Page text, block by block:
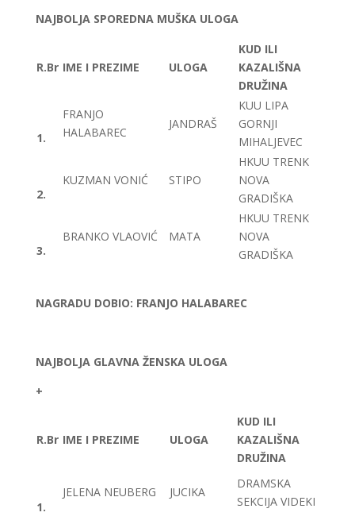
NAJBOLJA SPOREDNA MUŠKA ULOGA
R.Br IME I PREZIME ULOGA
KUD ILI
KAZALIŠNA
DRUŽINA
1.
FRANJO
HALABAREC
JANDRAŠ
KUU LIPA
GORNJI
MIHALJEVEC
2.
KUZMAN VONIĆ STIPO
HKUU TRENK
NOVA
GRADIŠKA
3.
BRANKO VLAOVIĆ MATA
HKUU TRENK
NOVA
GRADIŠKA
NAGRADU DOBIO: FRANJO HALABAREC
NAJBOLJA GLAVNA ŽENSKA ULOGA
+
R.Br IME I PREZIME ULOGA
KUD ILI
KAZALIŠNA
DRUŽINA
1.
JELENA NEUBERG JUCIKA
DRAMSKA
SEKCIJA VIDEKI